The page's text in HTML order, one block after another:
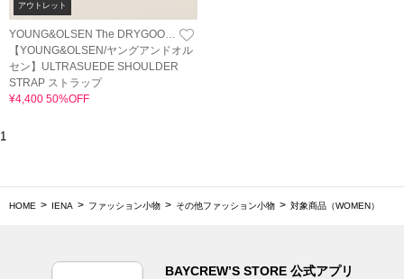
アウトレット
YOUNG&OLSEN The DRYGOODS STORE
【YOUNG&OLSEN/ヤングアンドオル
セン】ULTRASUEDE SHOULDER
STRAP ストラップ
¥4,400 50%OFF
1
HOME IENA ファッション小物 その他ファッション小物 対象商品（WOMEN）
BAYCREW’S STORE 公式アプリ